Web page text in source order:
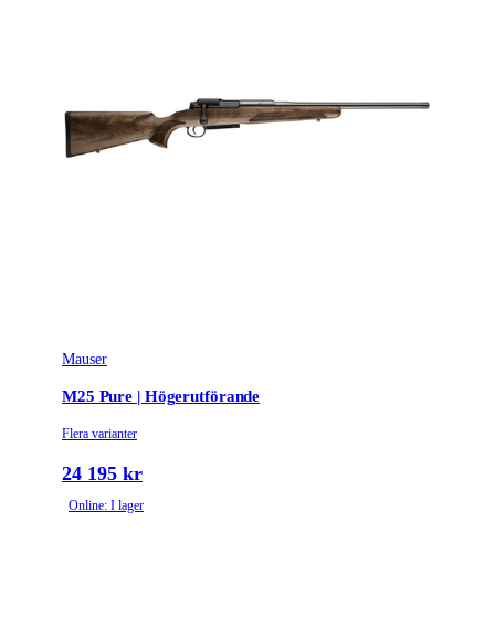
Mauser
M25 Pure | Högerutförande
Flera varianter
24 195 kr
Online: I lager